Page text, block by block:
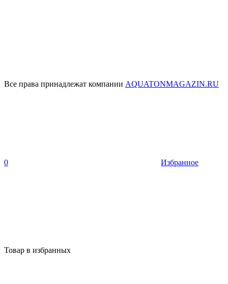
Все права принадлежат компании AQUATONMAGAZIN.RU
0 Избранное
Товар в избранных